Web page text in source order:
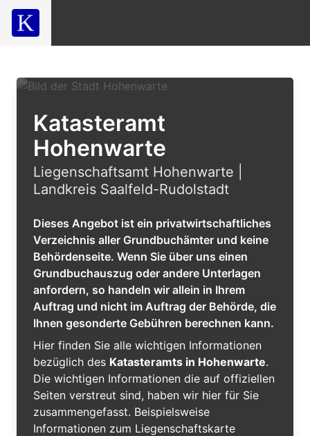
Katasteramt
Hohenwarte
Liegenschaftsamt Hohenwarte |
Landkreis Saalfeld-Rudolstadt
Dieses Angebot ist ein privatwirtschaftliches
Verzeichnis aller Grundbuchämter und keine
Behördenseite. Wenn Sie über uns einen
Grundbuchauszug oder andere Unterlagen
anfordern, so handeln wir allein in Ihrem
Auftrag und nicht im Auftrag der Behörde, die
Ihnen gesonderte Gebühren berechnen kann.
Hier finden Sie alle wichtigen Informationen
bezüglich des Katasteramts in Hohenwarte.
Die wichtigen Informationen die auf offiziellen
Seiten verstreut sind, haben wir hier für Sie
zusammengefasst. Beispielsweise
Informationen zum Liegenschaftskarte